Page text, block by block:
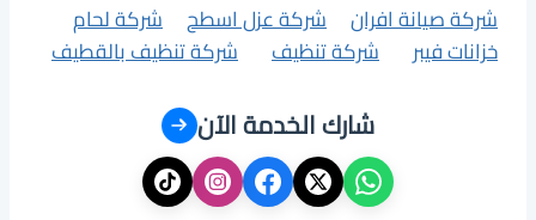
شركة صيانة افران شركة عزل اسطح
شركة لحام
خزانات فيبر
شركة تنظيف شركة تنظيف بالقطيف
شارك الخدمة الآن